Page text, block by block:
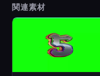
関連素材